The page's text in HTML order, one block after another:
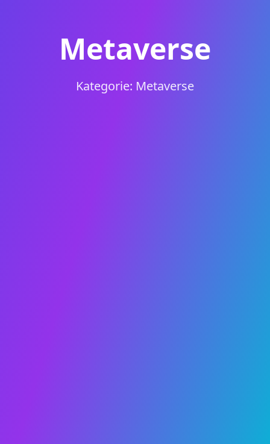
Metaverse
Kategorie: Metaverse